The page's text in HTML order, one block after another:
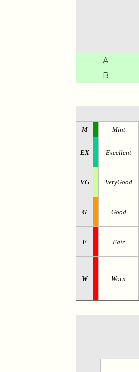
A
B
M Mint
EX Excellent
VG VeryGood
G Good
F Fair
W Worn